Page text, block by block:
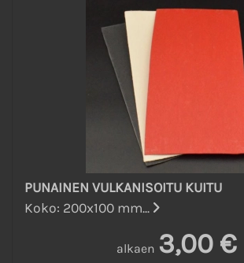
PUNAINEN VULKANISOITU KUITU
Koko: 200x100 mm...
alkaen 3,00 €